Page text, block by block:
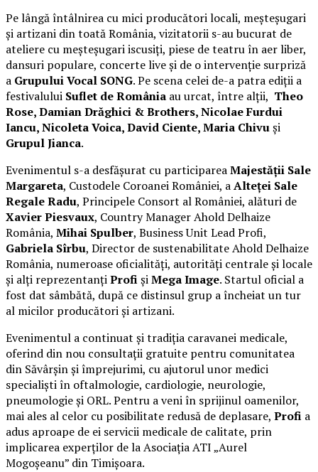
Pe lângă întâlnirea cu mici producători locali, meșteșugari
și artizani din toată România, vizitatorii s-au bucurat de
ateliere cu meșteșugari iscusiți, piese de teatru în aer liber,
dansuri populare, concerte live și de o intervenție surpriză
a Grupului Vocal SONG. Pe scena celei de-a patra ediții a
festivalului Suflet de România au urcat, între alții, Theo
Rose, Damian Drăghici & Brothers, Nicolae Furdui
Iancu, Nicoleta Voica, David Ciente, Maria Chivuși
Grupul Jianca.
Evenimentul s-a desfășurat cu participareaMajestății Sale
Margareta, Custodele Coroanei României, aAlteței Sale
Regale Radu, Principele Consort al României, alături de
Xavier Piesvaux, Country Manager Ahold Delhaize
România, Mihai Spulber, Business Unit Lead Profi,
Gabriela Sîrbu, Director de sustenabilitate Ahold Delhaize
România, numeroase oficialități, autorități centrale și locale
și alți reprezentanțiProfișiMega Image. Startul oficial a
fost dat sâmbătă, după ce distinsul grup a încheiat un tur
al micilor producători și artizani.
Evenimentul a continuat și tradiția caravanei medicale,
oferind din nou consultații gratuite pentru comunitatea
din Săvârșin și împrejurimi, cu ajutorul unor medici
specialiști în oftalmologie, cardiologie, neurologie,
pneumologie și ORL. Pentru a veni în sprijinul oamenilor,
mai ales al celor cu posibilitate redusă de deplasare, Profi a
adus aproape de ei servicii medicale de calitate, prin
implicarea experților de la Asociația ATI „Aurel
Mogoșeanu” din Timișoara.